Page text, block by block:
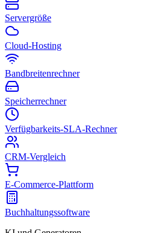
Servergröße
Cloud-Hosting
Bandbreitenrechner
Speicherrechner
Verfügbarkeits-SLA-Rechner
CRM-Vergleich
E-Commerce-Plattform
Buchhaltungssoftware